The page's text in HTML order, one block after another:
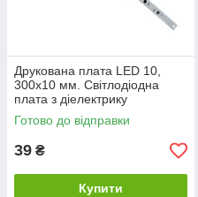
Друкована плата LED 10,
300x10 мм. Світлодіодна
плата з діелектрику
Готово до відправки
39 ₴
Купити